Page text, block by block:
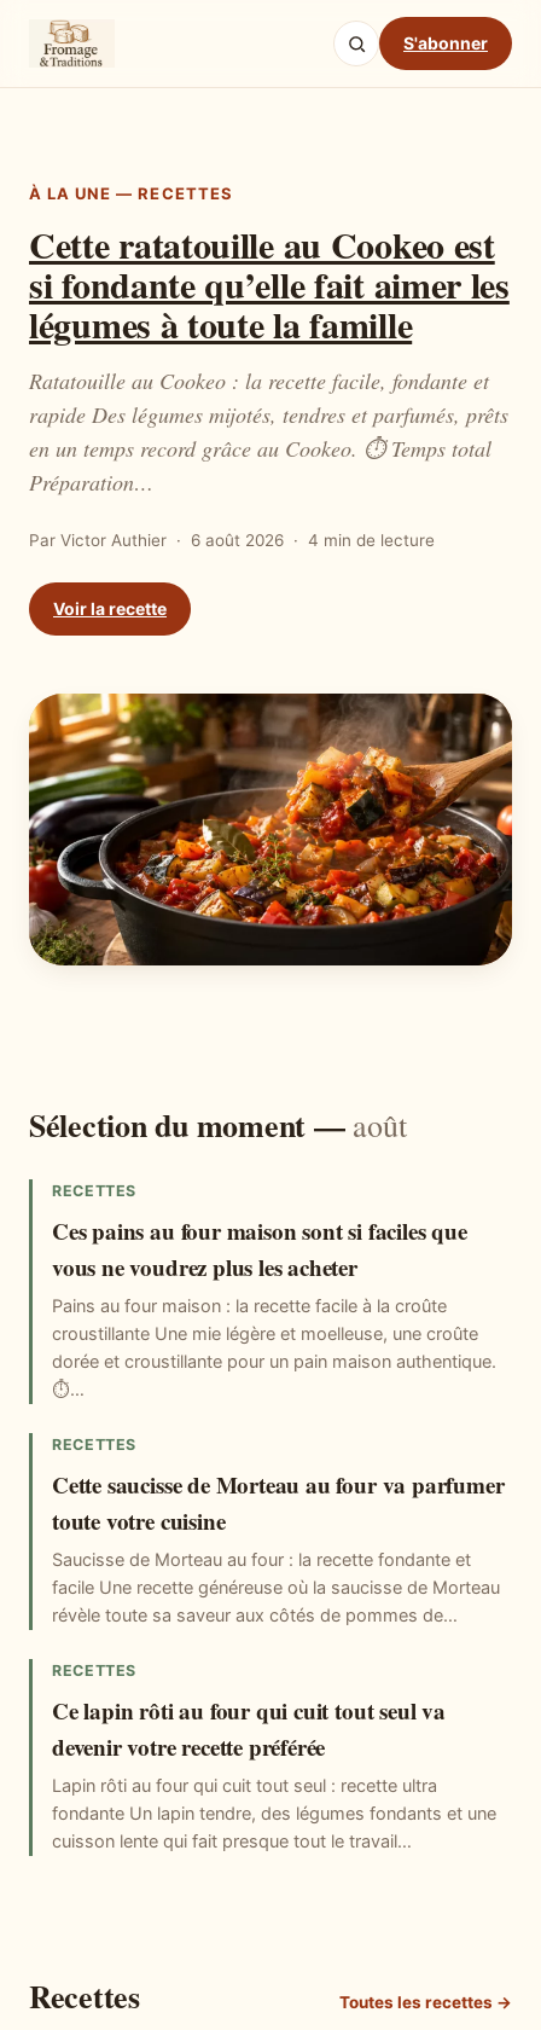
S'abonner
À LA UNE — RECETTES
Cette ratatouille au Cookeo est
si fondante qu’elle fait aimer les
légumes à toute la famille
Ratatouille au Cookeo : la recette facile, fondante et
rapide Des légumes mijotés, tendres et parfumés, prêts
en un temps record grâce au Cookeo. ⏱ Temps total
Préparation…
Par Victor Authier 6 août 2026 4 min de lecture
Voir la recette
Sélection du moment — août
RECETTES
Ces pains au four maison sont si faciles que
vous ne voudrez plus les acheter
Pains au four maison : la recette facile à la croûte
croustillante Une mie légère et moelleuse, une croûte
dorée et croustillante pour un pain maison authentique.
⏱…
RECETTES
Cette saucisse de Morteau au four va parfumer
toute votre cuisine
Saucisse de Morteau au four : la recette fondante et
facile Une recette généreuse où la saucisse de Morteau
révèle toute sa saveur aux côtés de pommes de…
RECETTES
Ce lapin rôti au four qui cuit tout seul va
devenir votre recette préférée
Lapin rôti au four qui cuit tout seul : recette ultra
fondante Un lapin tendre, des légumes fondants et une
cuisson lente qui fait presque tout le travail…
Recettes Toutes les recettes →